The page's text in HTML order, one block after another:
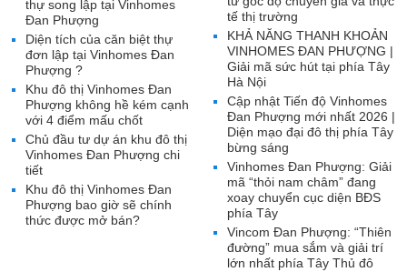
tế thị trường
KHẢ NĂNG THANH KHOẢN
VINHOMES ĐAN PHƯỢNG |
Giải mã sức hút tại phía Tây
Hà Nội
Cập nhật Tiến độ Vinhomes
Đan Phượng mới nhất 2026 |
Diện mạo đại đô thị phía Tây
bừng sáng
Vinhomes Đan Phượng: Giải
mã “thỏi nam châm” đang
xoay chuyển cục diện BĐS
phía Tây
Vincom Đan Phượng: “Thiên
đường” mua sắm và giải trí
lớn nhất phía Tây Thủ đô
thự song lập tại Vinhomes
Đan Phượng
Diện tích của căn biệt thự
đơn lập tại Vinhomes Đan
Phượng ?
Khu đô thị Vinhomes Đan
Phượng không hề kém cạnh
với 4 điểm mấu chốt
Chủ đầu tư dự án khu đô thị
Vinhomes Đan Phượng chi
tiết
Khu đô thị Vinhomes Đan
Phượng bao giờ sẽ chính
thức được mở bán?